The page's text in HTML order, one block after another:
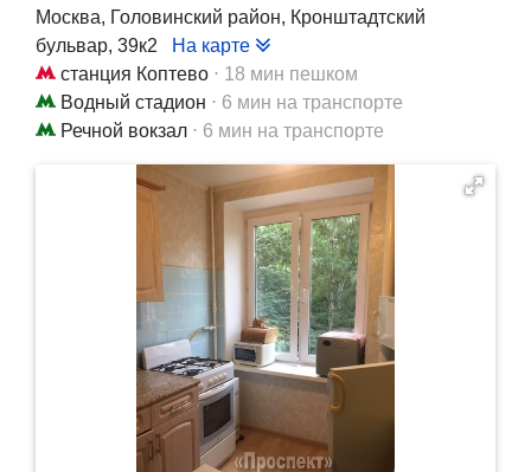
Москва, Головинский район, Кронштадтский
бульвар, 39к2
На карте
станция Коптево ⋅ 18 мин пешком
Водный стадион ⋅ 6 мин на транспорте
Речной вокзал ⋅ 6 мин на транспорте